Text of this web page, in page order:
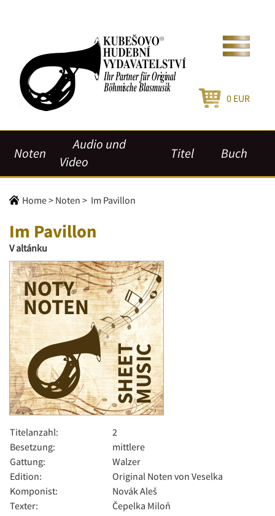
0 EUR
Noten
Audio und
Video
Titel Buch
Home> Noten > Im Pavillon
Im Pavillon
V altánku
Titelanzahl:
2
Besetzung:
mittlere
Gattung:
Walzer
Edition:
Original Noten von Veselka
Komponist:
Novák Aleš
Texter:
Čepelka Miloň